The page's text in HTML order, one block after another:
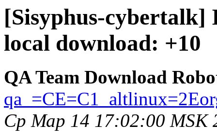
[Sisyphus-cybertalk]
local download: +10
QA Team Download
Ср Мар 14 17:02:00 MSK